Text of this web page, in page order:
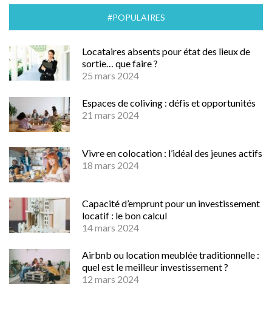
#POPULAIRES
Locataires absents pour état des lieux de
sortie… que faire ?
25 mars 2024
Espaces de coliving : défis et opportunités
21 mars 2024
Vivre en colocation : l’idéal des jeunes actifs
18 mars 2024
Capacité d’emprunt pour un investissement
locatif : le bon calcul
14 mars 2024
Airbnb ou location meublée traditionnelle :
quel est le meilleur investissement ?
12 mars 2024